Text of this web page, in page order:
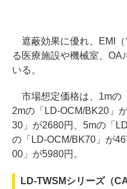
遮蔽効果に優れ、EMI（
る医療施設や機械室、OA
いる。
市場想定価格は、1mの
2mの「LD-OCM/BK20」
30」が2680円、5mの「
の「LD-OCM/BK70」が
00」が5980円。
LD-TWSMシリーズ（